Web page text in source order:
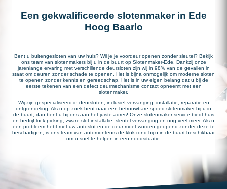
Een gekwalificeerde slotenmaker in Ede
Hoog Baarlo
Bent u buitengesloten van uw huis? Wil je je voordeur openen zonder sleutel? Bekijk
ons team van slotenmakers bij u in de buurt op Slotenmaker-Ede. Dankzij onze
jarenlange ervaring met verschillende deursloten zijn wij in 98% van de gevallen in
staat om deuren zonder schade te openen. Het is bijna onmogelijk om moderne sloten
te openen zonder kennis en gereedschap. Het is in uw eigen belang dat u bij de
eerste tekenen van een defect deurmechanisme contact opneemt met een
slotenmaker.
Wij zijn gespecialiseerd in deursloten, inclusief vervanging, installatie, reparatie en
ontgrendeling. Als u op zoek bent naar een betrouwbare spoed slotenmaker bij u in
de buurt, dan bent u bij ons aan het juiste adres! Onze slotenmaker service biedt huis
en bedrijf lock picking, zware slot installatie, sleutel vervanging en nog veel meer. Als u
een probleem hebt met uw autoslot en de deur moet worden geopend zonder deze te
beschadigen, is ons team van automonteurs de klok rond bij u in de buurt beschikbaar
om u snel te helpen in een noodsituatie.